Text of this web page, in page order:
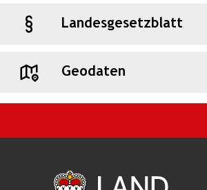
Landesgesetzblatt
Geodaten